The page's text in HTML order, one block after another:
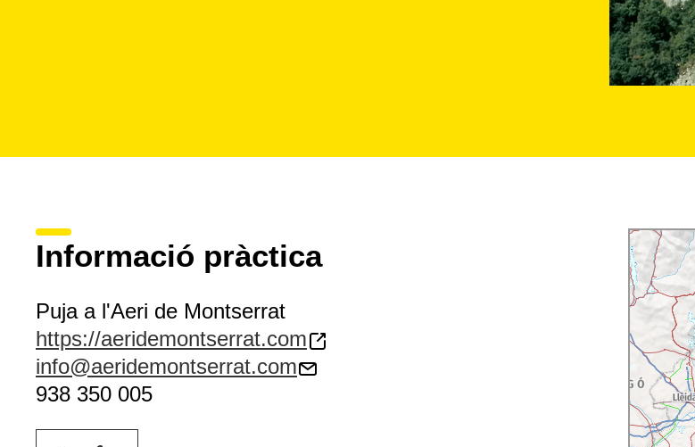
Informació pràctica
Puja a l'Aeri de Montserrat
https://aeridemontserrat.com
info@aeridemontserrat.com
938 350 005